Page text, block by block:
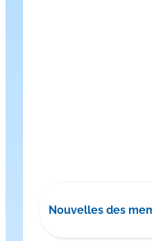
Nouvelles des